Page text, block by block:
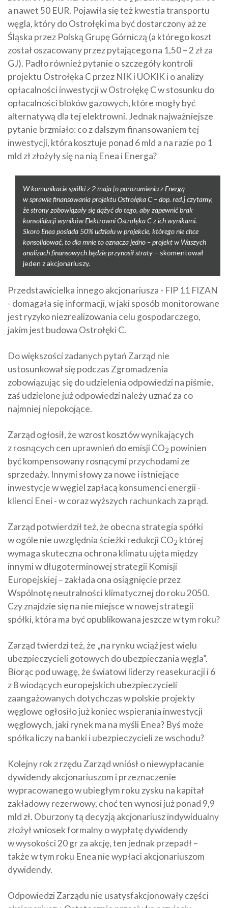
a nawet 50 EUR. Pojawiła się też kwestia transportu
węgla, który do Ostrołęki ma być dostarczony aż ze
Śląska przez Polską Grupę Górniczą (a którego koszt
został oszacowany przez pytającego na 1,50 – 2 zł za
GJ). Padło również pytanie o szczegóły kontroli
projektu Ostrołęka C przez NIK i UOKIK i o analizy
opłacalności inwestycji w Ostrołękę C w stosunku do
opłacalności bloków gazowych, które mogły być
alternatywą dla tej elektrowni. Jednak najważniejsze
pytanie brzmiało: co z dalszym finansowaniem tej
inwestycji, która kosztuje ponad 6 mld a na razie po 1
mld zł złożyły się na nią Enea i Energa?
W komunikacie spółki z 2 maja [o porozumieniu z Energą
w sprawie finansowania projektu Ostrołęka C – dop. red.] czytamy,
że strony zobowiązały się dążyć do tego, aby zapewnić brak
konsolidacji wyników Elektrowni Ostrołęka C z ich wynikami.
Skoro Enea posiada 50% udziału w projekcie, którego nie chce
konsolidować, to dla mnie to oznacza jedno – projekt w Waszych
analizach finansowych będzie przynosił straty – skomentował
jeden z akcjonariuszy.
Przedstawicielka innego akcjonariusza - FIP 11 FIZAN
- domagała się informacji, w jaki sposób monitorowane
jest ryzyko niezrealizowania celu gospodarczego,
jakim jest budowa Ostrołęki C.
Do większości zadanych pytań Zarząd nie
ustosunkował się podczas Zgromadzenia
zobowiązując się do udzielenia odpowiedzi na piśmie,
zaś udzielone już odpowiedzi należy uznać za co
najmniej niepokojące.
Zarząd ogłosił, że wzrost kosztów wynikających
z rosnących cen uprawnień do emisji CO2 powinien
być kompensowany rosnącymi przychodami ze
sprzedaży. Innymi słowy za nowe i istniejące
inwestycje w węgiel zapłacą konsumenci energii -
klienci Enei - w coraz wyższych rachunkach za prąd.
Zarząd potwierdził też, że obecna strategia spółki
w ogóle nie uwzględnia ścieżki redukcji CO2 której
wymaga skuteczna ochrona klimatu ujęta między
innymi w długoterminowej strategii Komisji
Europejskiej – zakłada ona osiągnięcie przez
Wspólnotę neutralności klimatycznej do roku 2050.
Czy znajdzie się na nie miejsce w nowej strategii
spółki, która ma być opublikowana jeszcze w tym roku?
Zarząd twierdzi też, że „na rynku wciąż jest wielu
ubezpieczycieli gotowych do ubezpieczania węgla”.
Biorąc pod uwagę, że światowi liderzy reasekuracji i 6
z 8 wiodących europejskich ubezpieczycieli
zaangażowanych dotychczas w polskie projekty
węglowe ogłosiło już koniec wspierania inwestycji
węglowych, jaki rynek ma na myśli Enea? Byś może
spółka liczy na banki i ubezpieczycieli ze wschodu?
Kolejny rok z rzędu Zarząd wniósł o niewypłacanie
dywidendy akcjonariuszom i przeznaczenie
wypracowanego w ubiegłym roku zysku na kapitał
zakładowy rezerwowy, choć ten wynosi już ponad 9,9
mld zł. Oburzony tą decyzją akcjonariusz indywidualny
złożył wniosek formalny o wypłatę dywidendy
w wysokości 20 gr za akcję, ten jednak przepadł –
także w tym roku Enea nie wypłaci akcjonariuszom
dywidendy.
Odpowiedzi Zarządu nie usatysfakcjonowały części